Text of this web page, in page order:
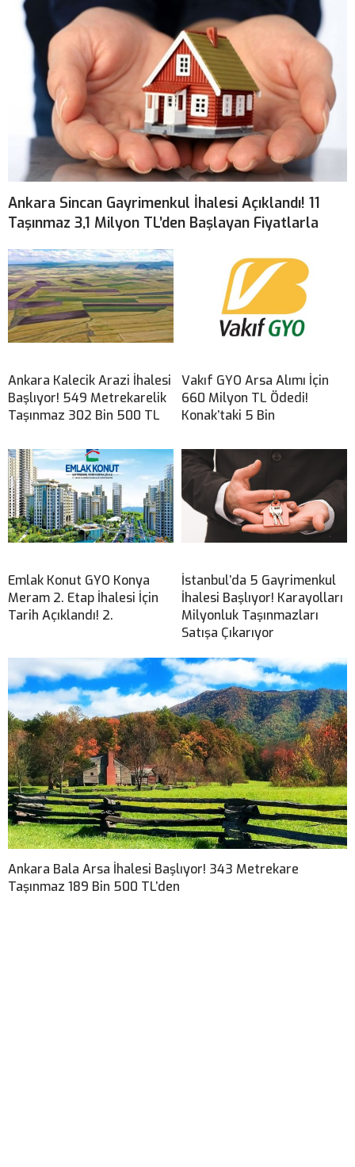
Ankara Sincan Gayrimenkul İhalesi Açıklandı! 11
Taşınmaz 3,1 Milyon TL’den Başlayan Fiyatlarla
Ankara Kalecik Arazi İhalesi
Başlıyor! 549 Metrekarelik
Taşınmaz 302 Bin 500 TL
Vakıf GYO Arsa Alımı İçin
660 Milyon TL Ödedi!
Konak’taki 5 Bin
Emlak Konut GYO Konya
Meram 2. Etap İhalesi İçin
Tarih Açıklandı! 2.
İstanbul’da 5 Gayrimenkul
İhalesi Başlıyor! Karayolları
Milyonluk Taşınmazları
Satışa Çıkarıyor
Ankara Bala Arsa İhalesi Başlıyor! 343 Metrekare
Taşınmaz 189 Bin 500 TL’den